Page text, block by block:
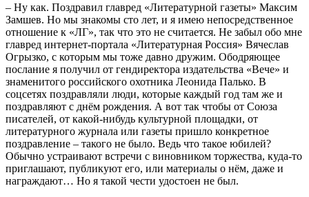
– Ну как. Поздравил главред «Литературной газеты» Максим
Замшев. Но мы знакомы сто лет, и я имею непосредственное
отношение к «ЛГ», так что это не считается. Не забыл обо мне
главред интернет-портала «Литературная Россия» Вячеслав
Огрызко, с которым мы тоже давно дружим. Ободряющее
послание я получил от гендиректора издательства «Вече» и
знаменитого российского охотника Леонида Палько. В
соцсетях поздравляли люди, которые каждый год там же и
поздравляют с днём рождения. А вот так чтобы от Союза
писателей, от какой-нибудь культурной площадки, от
литературного журнала или газеты пришло конкретное
поздравление – такого не было. Ведь что такое юбилей?
Обычно устраивают встречи с виновником торжества, куда-то
приглашают, публикуют его, или материалы о нём, даже и
награждают… Но я такой чести удостоен не был.